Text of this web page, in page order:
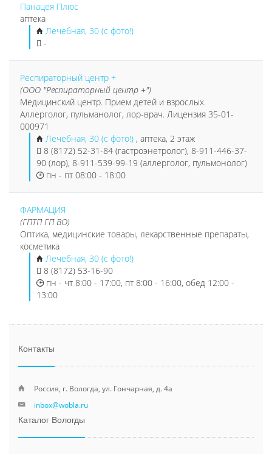
Панацея Плюс
аптека
Лечебная, 30 (с фото!)
-
Респираторный центр +
(ООО "Респираторный центр +")
Медицинский центр. Прием детей и взрослых.
Аллерголог, пульманолог, лор-врач. Лицензия 35-01-
000971
Лечебная, 30 (с фото!) , аптека, 2 этаж
8 (8172) 52-31-84 (гастроэнетролог), 8-911-446-37-
90 (лор), 8-911-539-99-19 (аллерголог, пульмонолог)
пн - пт 08:00 - 18:00
ФАРМАЦИЯ
(ГПТП ГП ВО)
Оптика, медицинские товары, лекарственные препараты,
косметика
Лечебная, 30 (с фото!)
8 (8172) 53-16-90
пн - чт 8:00 - 17:00, пт 8:00 - 16:00, обед 12:00 -
13:00
Контакты
Россия, г. Вологда, ул. Гончарная, д. 4а
inbox@wobla.ru
Каталог Вологды